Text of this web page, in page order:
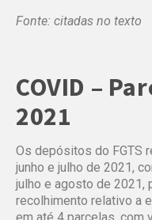
Fonte: citadas no texto
COVID –
2021
Os depósitos do FGTS
junho e julho de 2021,
julho e agosto de 2021,
recolhimento relativo a